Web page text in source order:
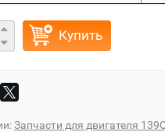
Купить
Запчасти для двигателя